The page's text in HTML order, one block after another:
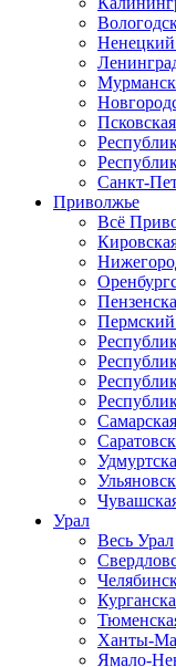
Санкт-
Приволжье
Всё
Пермский
Урал
Весь Урал
Ханты-
Ямало-